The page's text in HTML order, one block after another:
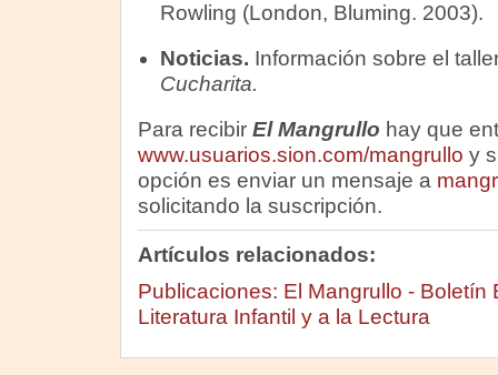
Rowling (London, Bluming. 2003).
Noticias. Información sobre el
Cucharita.
Para recibir El Mangrullo hay que
www.usuarios.sion.com/mangrullo y
opción es enviar un mensaje a
solicitando la suscripción.
Artículos relacionados:
Publicaciones: El Mangrullo - Boletín
Literatura Infantil y a la Lectura